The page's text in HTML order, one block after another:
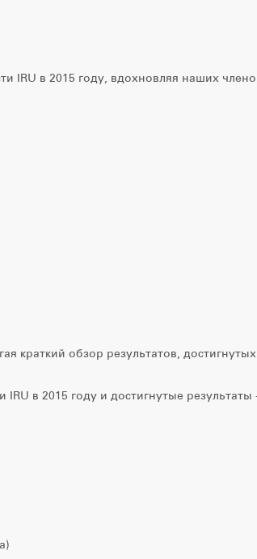
IRU в 2015 году, вдохновляя наших
краткий обзор результатов, достигнутых
в 2015 году и достигнутые результаты